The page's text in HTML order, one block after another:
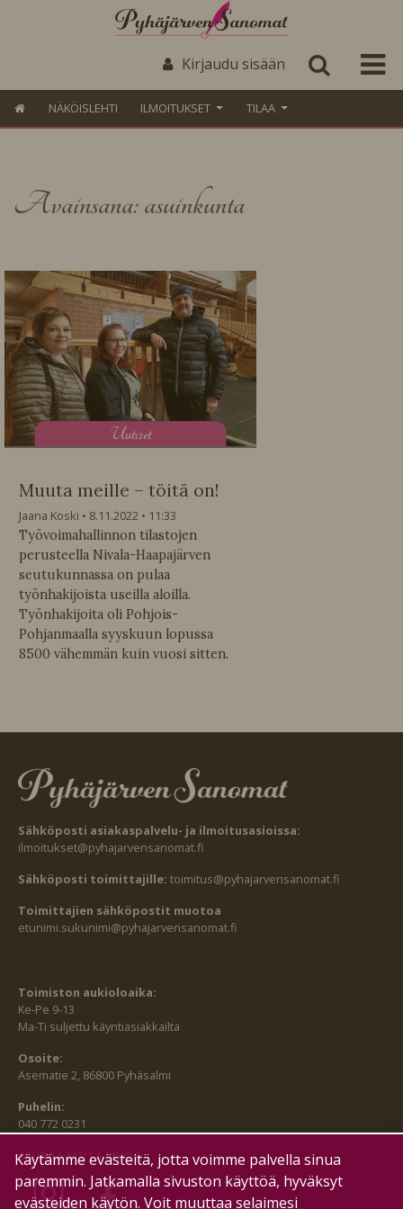
Kirjaudu sisään
NÄKÖISLEHTI ILMOITUKSET TILAA
Avainsana: asuinkunta
Uutiset
Muuta meille – töitä on!
Jaana Koski 8.11.2022
11:33
Työvoimahallinnon tilastojen
perusteella Nivala-Haapajärven
seutukunnassa on pulaa
työnhakijoista useilla aloilla.
Työnhakijoita oli Pohjois-
Pohjanmaalla syyskuun lopussa
8500 vähemmän kuin vuosi sitten.
Sähköposti asiakaspalvelu- ja ilmoitusasioissa:
ilmoitukset@pyhajarvensanomat.fi
Sähköposti toimittajille: toimitus@pyhajarvensanomat.fi
Toimittajien sähköpostit muotoa
etunimi.sukunimi@pyhajarvensanomat.fi
Toimiston aukioloaika:
Ke-Pe 9-13
Ma-Ti suljettu käyntiasiakkailta
Osoite:
Asematie 2, 86800 Pyhäsalmi
Puhelin:
040 772 0231
SEURAA MEITÄ MYÖS:
Käytämme evästeitä, jotta voimme palvella sinua
paremmin. Jatkamalla sivuston käyttöä, hyväksyt
evästeiden käytön. Voit muuttaa selaimesi